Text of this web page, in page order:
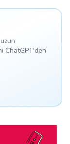
ChatGPT'den